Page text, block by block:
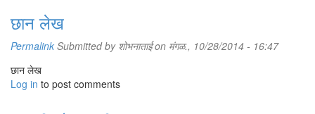
ओरखडा न उमटलेली ही चंदेरी पाती नेहमीच मला भुरळ घालतात. त्यामुळेच भारतात
परतल्यावर वर्षानंतर केलेल्या तोक्योवारीतही मी अशीच आणखी एक लखलखणारी चंदेरी
सुरी घेऊन आलेय.
छान लेख
Permalink Submitted by शोभनाताईon मंगळ., 10/28/2014 - 16:47
छान लेख
Log in to post comments